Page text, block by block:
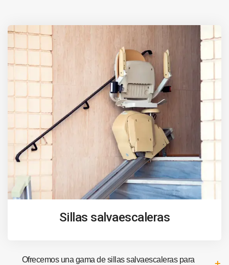
Sillas salvaescaleras
Ofrecemos una gama de sillas salvaescaleras para